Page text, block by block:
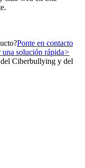
Ponte en contacto
una solución rápida>
Ciberbullying y del